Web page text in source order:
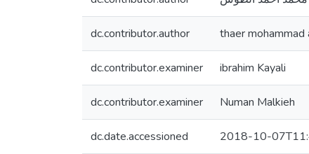
dc.contributor.author thaer mohammad
dc.contributor.examiner ibrahim Kayali
dc.contributor.examiner Numan Malkieh
dc.date.accessioned 2018-10-